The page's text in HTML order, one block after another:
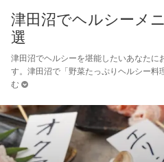
津田沼でヘルシーメ
選
津田沼でヘルシーを堪能したいあなたに
す。津田沼で「野菜たっぷりヘルシー料
む